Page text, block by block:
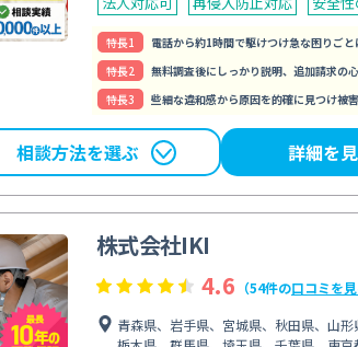
特⻑1
電話から約1時間で駆けつけ急な困りご
特⻑2
無料調査後にしっかり説明、追加請求の
特⻑3
些細な違和感から原因を的確に見つけ被
相談方法を選ぶ 詳細を
株式会社IKI
4.6 （54件の口コミを
青森県、岩手県、宮城県、秋田県、山形